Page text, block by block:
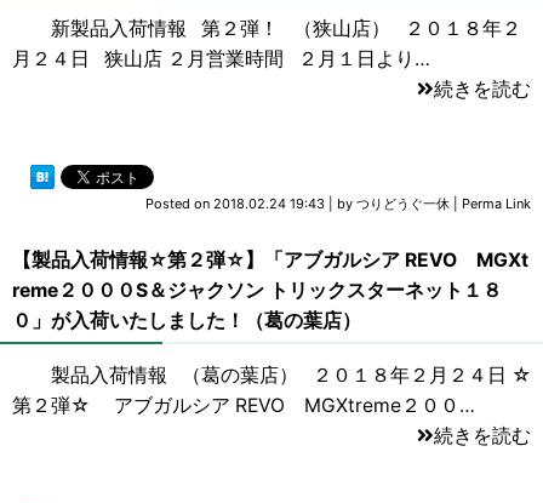
新製品入荷情報 第２弾！ （狭山店） ２０１８年２
月２４日 狭山店 ２月営業時間 ２月１日より…
続きを読む
Posted on 2018.02.24 19:43 by つりどうぐ一休 Perma Link
【製品入荷情報☆第２弾☆】「アブガルシア REVO MGXt
reme２０００S＆ジャクソン トリックスターネット１８
０」が入荷いたしました！（葛の葉店）
製品入荷情報 （葛の葉店） ２０１８年２月２４日 ☆
第２弾☆ アブガルシア REVO MGXtreme２００…
続きを読む